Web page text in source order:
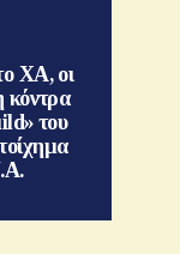
ΧΑ, οι
κόντρα
του